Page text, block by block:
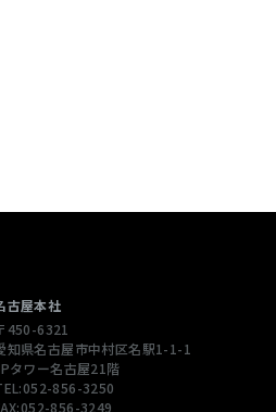
古屋本社
450-6321
知県名古屋市中村区名駅1-1-1
タワー名古屋21階
856-3250
856-3249